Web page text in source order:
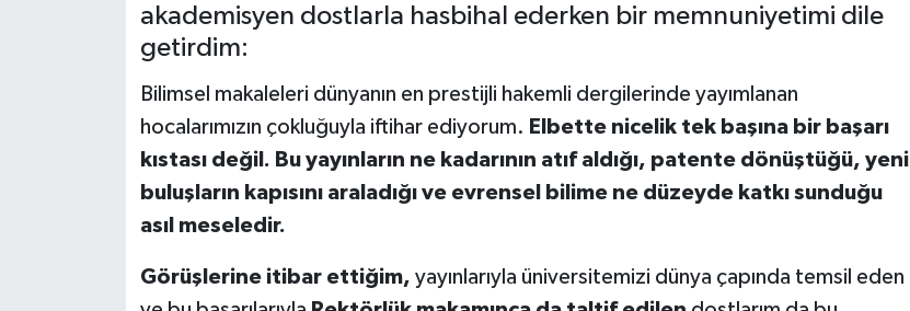
akademisyen dostlarla hasbihal ederken bir memnuniyetimi dile
getirdim:
Bilimsel makaleleri dünyanın en prestijli hakemli dergilerinde yayımlanan
hocalarımızın çokluğuyla iftihar ediyorum. Elbette nicelik tek başına bir başarı
kıstası değil. Bu yayınların ne kadarının atıf aldığı, patente dönüştüğü, yeni
buluşların kapısını araladığı ve evrensel bilime ne düzeyde katkı sunduğu
asıl meseledir.
Görüşlerine itibar ettiğim, yayınlarıyla üniversitemizi dünya çapında temsil eden